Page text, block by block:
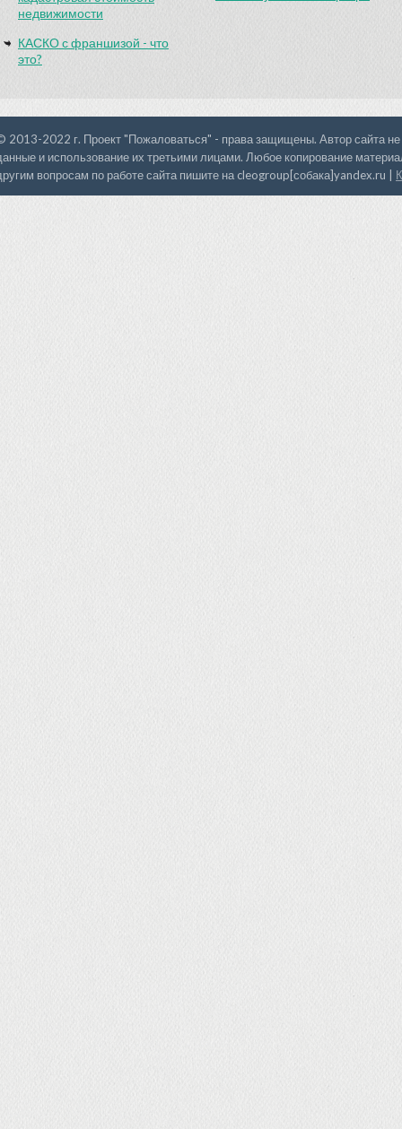
недвижимости
КАСКО с франшизой - что
это?
2013-2022 г. Проект "Пожаловаться" - права защищены. Автор сайта не
и использование их третьими лицами. Любое копирование
вопросам по работе сайта пишите на cleogroup[собака]yandex.ru |